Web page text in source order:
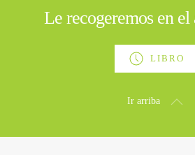
Le recogeremos en el
LIBRO
Ir arriba